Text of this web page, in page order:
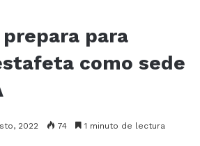
para
como sede
2022 74 1 minuto de lectura